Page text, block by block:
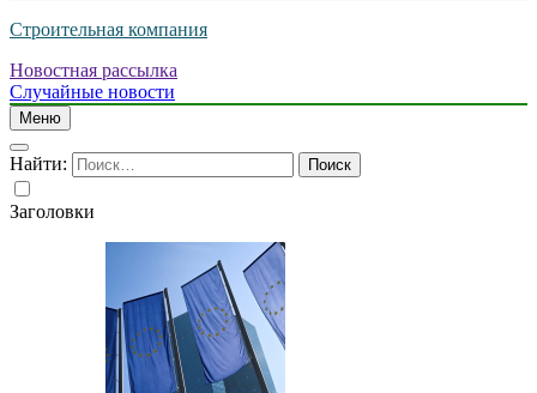
Строительная компания
Новостная рассылка
Случайные новости
Меню
Найти:
Заголовки